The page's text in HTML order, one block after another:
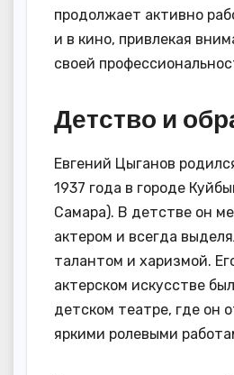
продолжает активно
и в кино, привлекая
своей
Детство и
Евгений Цыганов
1937 года в городе
Самара). В детстве он
актером и всегда
талантом и харизмой.
актерском искусстве
детском театре, где он
яркими ролевыми